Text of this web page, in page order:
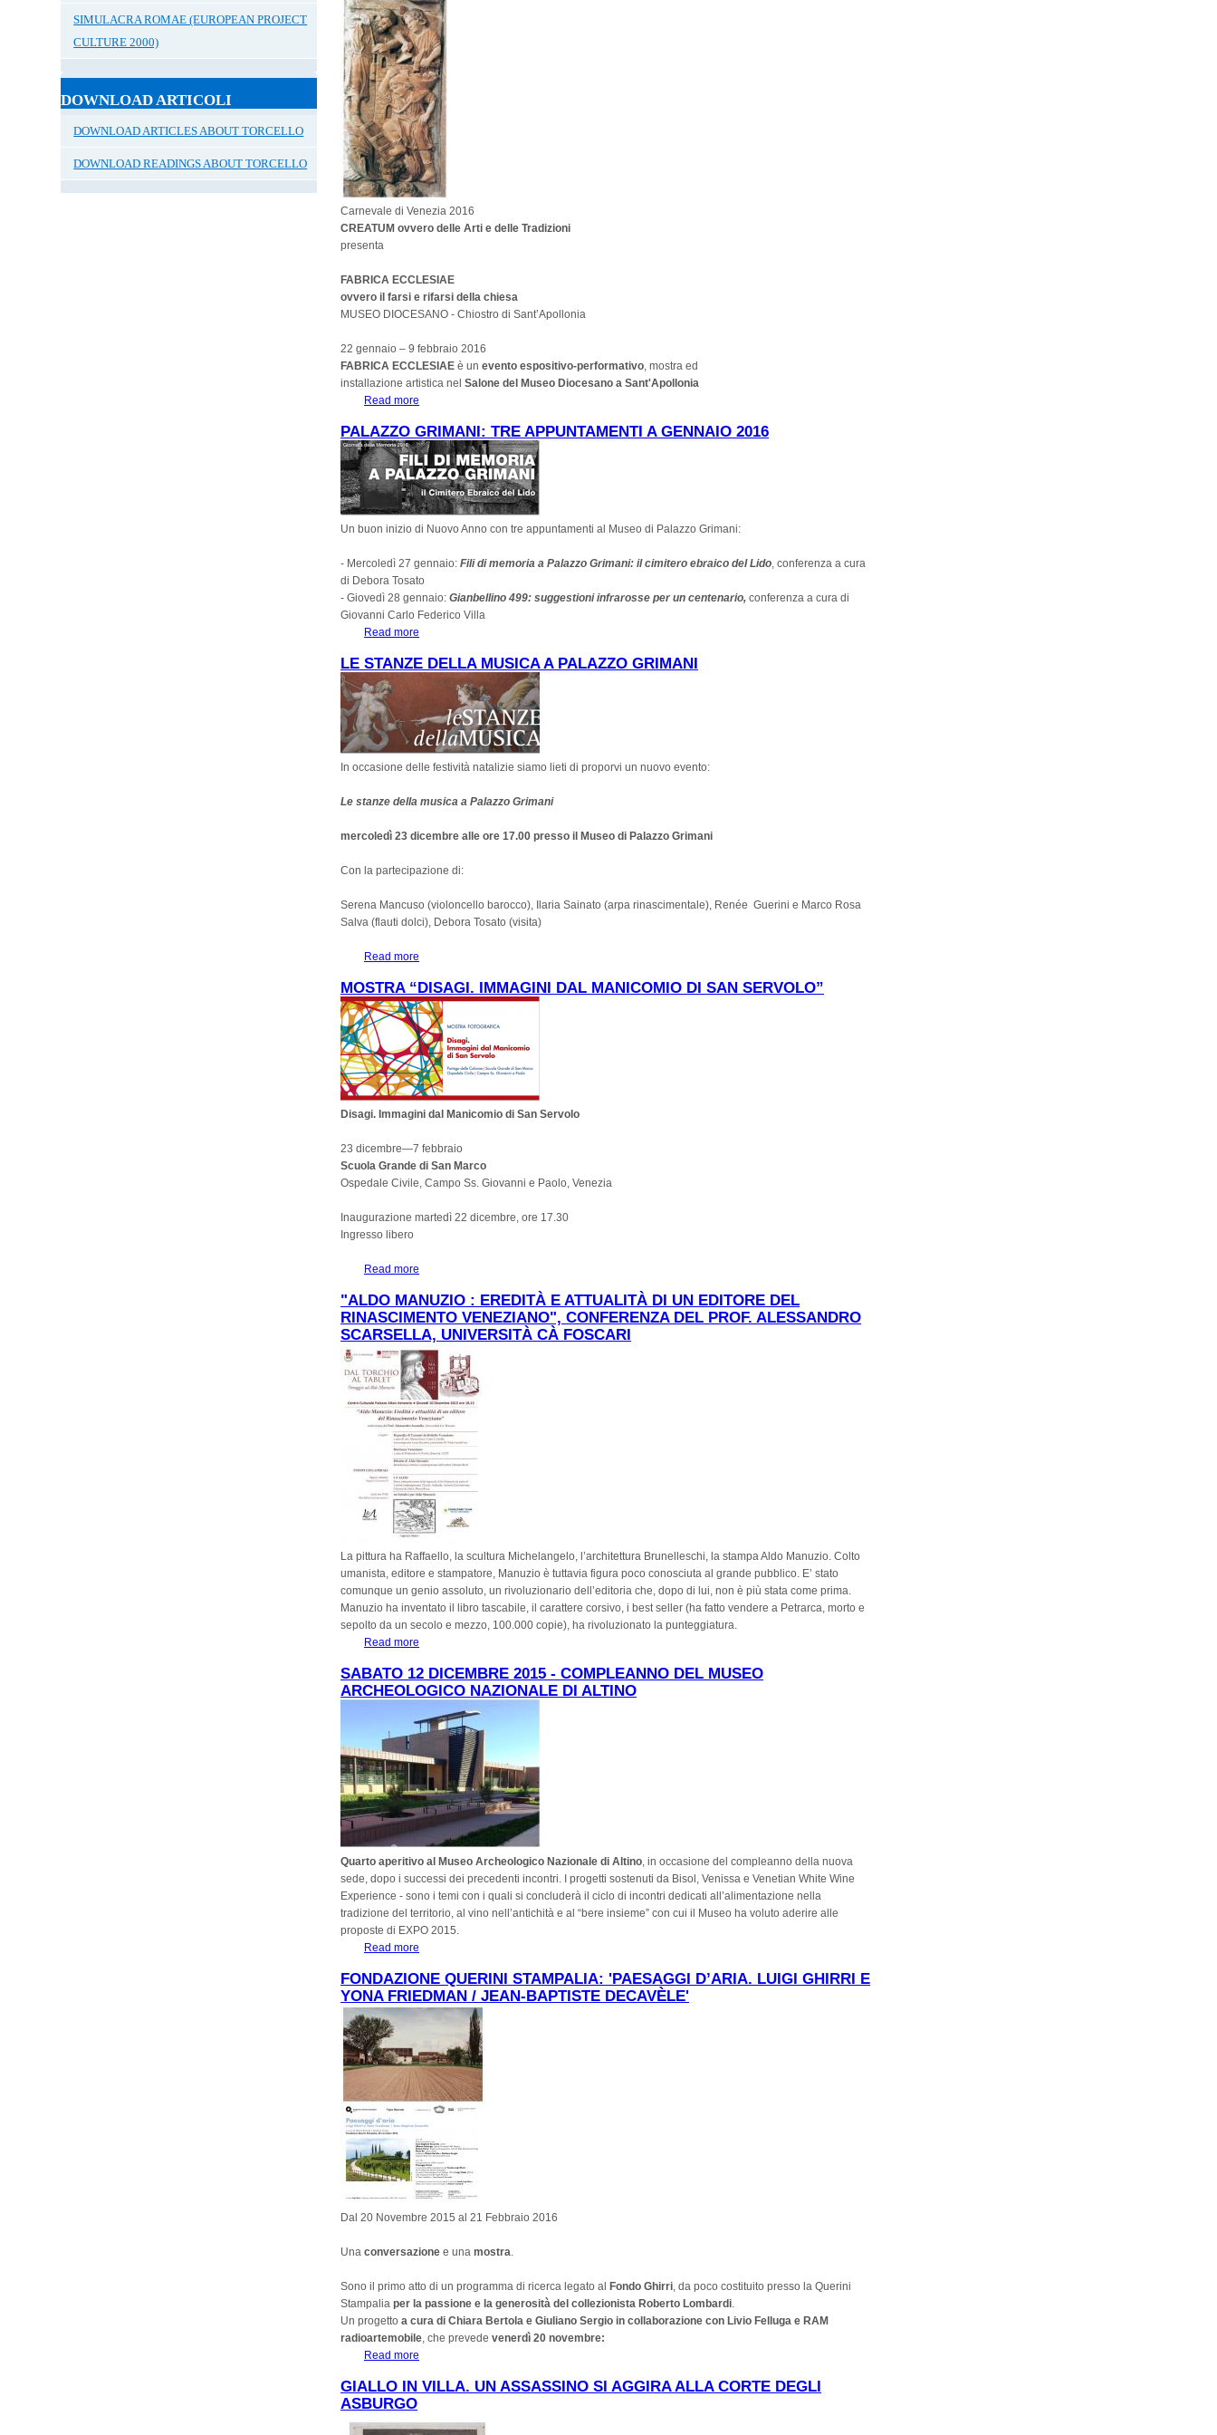
SIMULACRA ROMAE (EUROPEAN PROJECT
CULTURE 2000)
DOWNLOAD ARTICOLI
DOWNLOAD ARTICLES ABOUT TORCELLO
DOWNLOAD READINGS ABOUT TORCELLO
Carnevale di Venezia 2016
CREATUM ovvero delle Arti e delle Tradizioni
presenta
FABRICA ECCLESIAE
ovvero il farsi e rifarsi della chiesa
MUSEO DIOCESANO - Chiostro di Sant’Apollonia
22 gennaio – 9 febbraio 2016
FABRICA ECCLESIAEè unevento espositivo-performativo, mostra ed
installazione artistica nelSalone del Museo Diocesano a Sant'Apollonia
Read more
PALAZZO GRIMANI: TRE APPUNTAMENTI A GENNAIO 2016
Un buon inizio di Nuovo Anno con tre appuntamenti al Museo di Palazzo Grimani:
- Mercoledì 27 gennaio:Fili di memoria a Palazzo Grimani: il cimitero ebraico del Lido, conferenza a cura
di Debora Tosato
- Giovedì 28 gennaio:Gianbellino 499: suggestioni infrarosse per un centenario,conferenza a cura di
Giovanni Carlo Federico Villa
Read more
LE STANZE DELLA MUSICA A PALAZZO GRIMANI
In occasione delle festività natalizie siamo lieti di proporvi un nuovo evento:
Le stanze della musica a Palazzo Grimani
mercoledì 23 dicembre alle ore 17.00 presso il Museo di Palazzo Grimani
Con la partecipazione di:
Serena Mancuso (violoncello barocco), Ilaria Sainato (arpa rinascimentale), Renée Guerini e Marco Rosa
Salva (flauti dolci), Debora Tosato (visita)
Read more
MOSTRA “DISAGI. IMMAGINI DAL MANICOMIO DI SAN SERVOLO”
Disagi. Immagini dal Manicomio di San Servolo
23 dicembre—7 febbraio
Scuola Grande di San Marco
Ospedale Civile, Campo Ss. Giovanni e Paolo, Venezia
Inaugurazione martedì 22 dicembre, ore 17.30
Ingresso libero
Read more
"ALDO MANUZIO : EREDITÀ E ATTUALITÀ DI UN EDITORE DEL
RINASCIMENTO VENEZIANO", CONFERENZA DEL PROF. ALESSANDRO
SCARSELLA, UNIVERSITÀ CÀ FOSCARI
La pittura ha Raffaello, la scultura Michelangelo, l’architettura Brunelleschi, la stampa Aldo Manuzio. Colto
umanista, editore e stampatore, Manuzio è tuttavia figura poco conosciuta al grande pubblico. E’ stato
comunque un genio assoluto, un rivoluzionario dell’editoria che, dopo di lui, non è più stata come prima.
Manuzio ha inventato il libro tascabile, il carattere corsivo, i best seller (ha fatto vendere a Petrarca, morto e
sepolto da un secolo e mezzo, 100.000 copie), ha rivoluzionato la punteggiatura.
Read more
SABATO 12 DICEMBRE 2015 - COMPLEANNO DEL MUSEO
ARCHEOLOGICO NAZIONALE DI ALTINO
Quarto aperitivo al Museo Archeologico Nazionale di Altino, in occasione del compleanno della nuova
sede, dopo i successi dei precedenti incontri. I progetti sostenuti da Bisol, Venissa e Venetian White Wine
Experience - sono i temi con i quali si concluderà il ciclo di incontri dedicati all’alimentazione nella
tradizione del territorio, al vino nell’antichità e al “bere insieme” con cui il Museo ha voluto aderire alle
proposte di EXPO 2015.
Read more
FONDAZIONE QUERINI STAMPALIA: 'PAESAGGI D’ARIA. LUIGI GHIRRI E
YONA FRIEDMAN / JEAN-BAPTISTE DECAVÈLE'
Dal 20 Novembre 2015 al 21 Febbraio 2016
Unaconversazionee unamostra.
Sono il primo atto di un programma di ricerca legato al Fondo Ghirri, da poco costituito presso la Querini
Stampaliaper la passione e la generosità del collezionista Roberto Lombardi.
Un progettoa cura di Chiara Bertola e Giuliano Sergio in collaborazione con Livio Felluga e RAM
radioartemobile, che prevedevenerdì 20 novembre:
Read more
GIALLO IN VILLA. UN ASSASSINO SI AGGIRA ALLA CORTE DEGLI
ASBURGO